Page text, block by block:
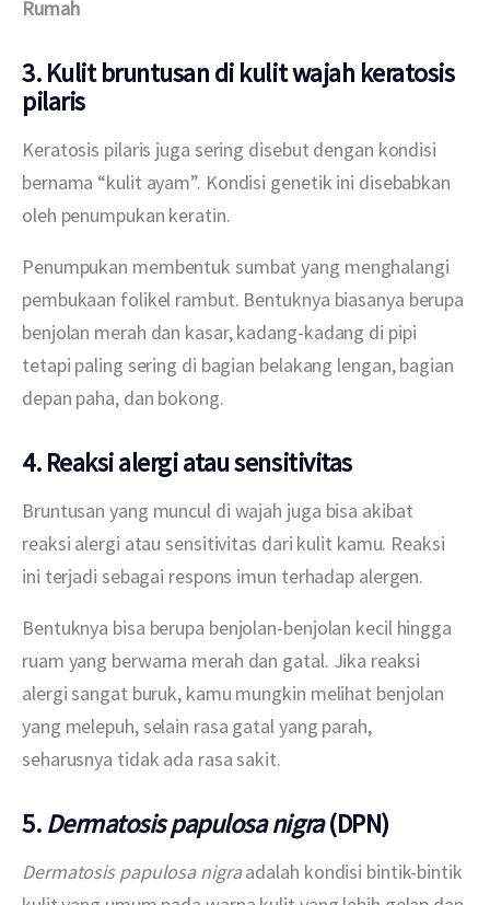
Rumah
3. Kulit bruntusan di kulit wajah keratosis
pilaris
Keratosis pilaris juga sering disebut dengan kondisi
bernama “kulit ayam”. Kondisi genetik ini disebabkan
oleh penumpukan keratin.
Penumpukan membentuk sumbat yang menghalangi
pembukaan folikel rambut. Bentuknya biasanya berupa
benjolan merah dan kasar, kadang-kadang di pipi
tetapi paling sering di bagian belakang lengan, bagian
depan paha, dan bokong.
4. Reaksi alergi atau sensitivitas
Bruntusan yang muncul di wajah juga bisa akibat
reaksi alergi atau sensitivitas dari kulit kamu. Reaksi
ini terjadi sebagai respons imun terhadap alergen.
Bentuknya bisa berupa benjolan-benjolan kecil hingga
ruam yang berwarna merah dan gatal. Jika reaksi
alergi sangat buruk, kamu mungkin melihat benjolan
yang melepuh, selain rasa gatal yang parah,
seharusnya tidak ada rasa sakit.
5.Dermatosis papulosa nigra(DPN)
Dermatosis papulosa nigra adalah kondisi bintik-bintik